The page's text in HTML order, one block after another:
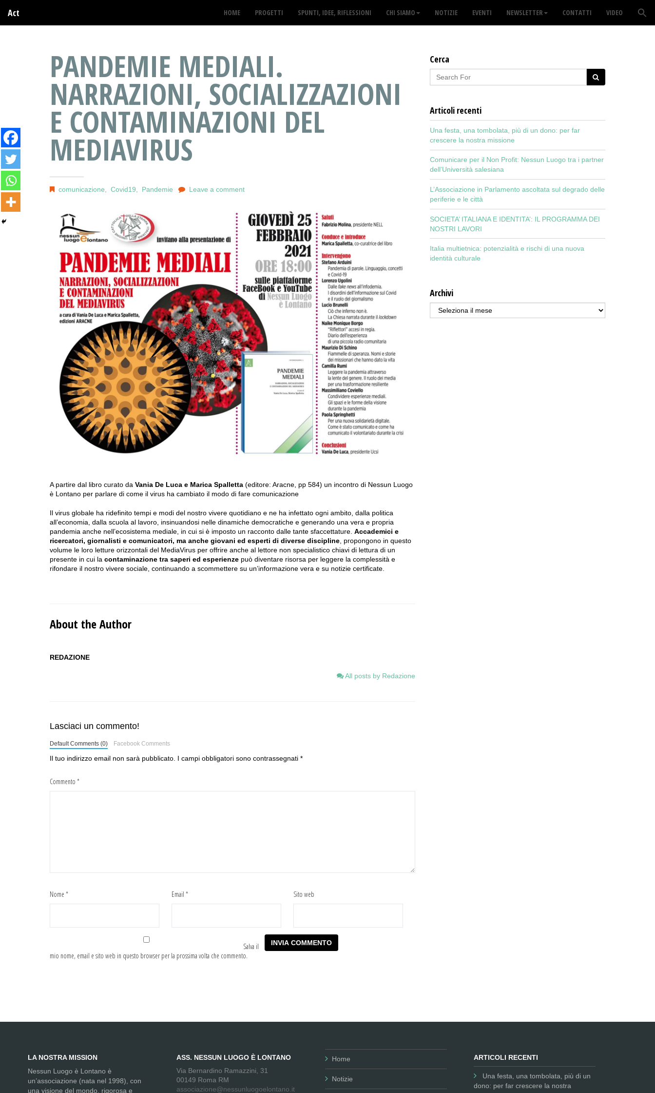
Act HOME PROGETTI SPUNTI, IDEE, RIFLESSIONI CHI SIAMO NOTIZIE EVENTI NEWSLETTER CONTATTI VIDEO
PANDEMIE MEDIALI.
NARRAZIONI, SOCIALIZZAZIONI
E CONTAMINAZIONI DEL
MEDIAVIRUS
comunicazione,Covid19, Pandemie Leave a comment
A partire dal libro curato da Vania De Luca e Marica Spalletta (editore: Aracne, pp 584) un incontro di Nessun Luogo
è Lontano per parlare di come il virus ha cambiato il modo di fare comunicazione
Il virus globale ha ridefinito tempi e modi del nostro vivere quotidiano e ne ha infettato ogni ambito, dalla politica
all’economia, dalla scuola al lavoro, insinuandosi nelle dinamiche democratiche e generando una vera e propria
pandemia anche nell’ecosistema mediale, in cui si è imposto un racconto dalle tante sfaccettature. Accademici e
ricercatori, giornalisti e comunicatori, ma anche giovani ed esperti di diverse discipline , propongono in questo
volume le loro letture orizzontali del MediaVirus per offrire anche al lettore non specialistico chiavi di lettura di un
presente in cui la contaminazione tra saperi ed esperienze può diventare risorsa per leggere la complessità e
rifondare il nostro vivere sociale, continuando a scommettere su un’informazione vera e su notizie certificate.
About the Author
REDAZIONE
All posts by Redazione
Lasciaci un commento!
Default Comments (0) Facebook Comments
Il tuo indirizzo email non sarà pubblicato. I campi obbligatori sono contrassegnati *
Commento *
Nome * Email * Sito web
Salva il
mio nome, email e sito web in questo browser per la prossima volta che commento.
Cerca
Articoli recenti
Una festa, una tombolata, più di un dono: per far
crescere la nostra missione
Comunicare per il Non Profit: Nessun Luogo tra i partner
dell’Università salesiana
L’Associazione in Parlamento ascoltata sul degrado delle
periferie e le città
SOCIETA’ ITALIANA E IDENTITA’: IL PROGRAMMA DEI
NOSTRI LAVORI
Italia multietnica: potenzialità e rischi di una nuova
identità culturale
Archivi
Archivi
LA NOSTRA MISSION
Nessun Luogo è Lontano è
un’associazione (nata nel 1998), con
una visione del mondo, rigorosa e
ASS. NESSUN LUOGO È LONTANO
Via Bernardino Ramazzini, 31
00149 Roma RM
associazione@nessunluogoelontano.it
Home
Notizie
ARTICOLI RECENTI
Una festa, una tombolata, più di un
dono: per far crescere la nostra